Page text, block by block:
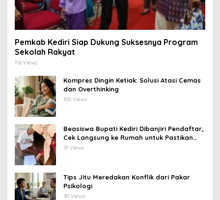
Pemkab Kediri Siap Dukung Suksesnya Program
Sekolah Rakyat
116 Views
Kompres Dingin Ketiak: Solusi Atasi Cemas
dan Overthinking
100 Views
Beasiswa Bupati Kediri Dibanjiri Pendaftar,
Cek Langsung ke Rumah untuk Pastikan
Tepat Sasaran
91 Views
Tips Jitu Meredakan Konflik dari Pakar
Psikologi
90 Views